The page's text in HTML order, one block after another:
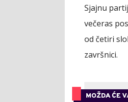
Sjajnu
večeras
od četiri
završnici.
MOŽDA ĆE